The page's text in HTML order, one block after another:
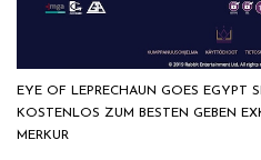
EYE OF LEPRECHAUN GOES EGYPT
KOSTENLOS ZUM BESTEN GEBEN
MERKUR